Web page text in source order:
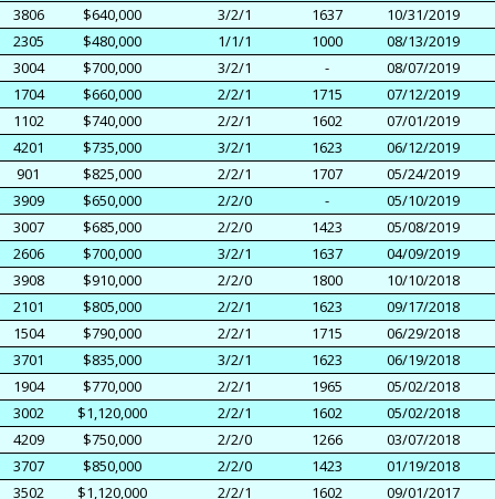
3806
$640,000 3/2/1 1637
10/31/2019
2305
$480,000 1/1/1 1000
08/13/2019
3004
$700,000 3/2/1 -
08/07/2019
1704
$660,000 2/2/1 1715
07/12/2019
1102
$740,000 2/2/1 1602
07/01/2019
4201
$735,000 3/2/1 1623
06/12/2019
901
$825,000 2/2/1 1707
05/24/2019
3909
$650,000 2/2/0 -
05/10/2019
3007
$685,000 2/2/0 1423
05/08/2019
2606
$700,000 3/2/1 1637
04/09/2019
3908
$910,000 2/2/0 1800
10/10/2018
2101
$805,000 2/2/1 1623
09/17/2018
1504
$790,000 2/2/1 1715
06/29/2018
3701
$835,000 3/2/1 1623
06/19/2018
1904
$770,000 2/2/1 1965
05/02/2018
3002
$1,120,000 2/2/1 1602
05/02/2018
4209
$750,000 2/2/0 1266
03/07/2018
3707
$850,000 2/2/0 1423
01/19/2018
3502
$1,120,000 2/2/1 1602
09/01/2017